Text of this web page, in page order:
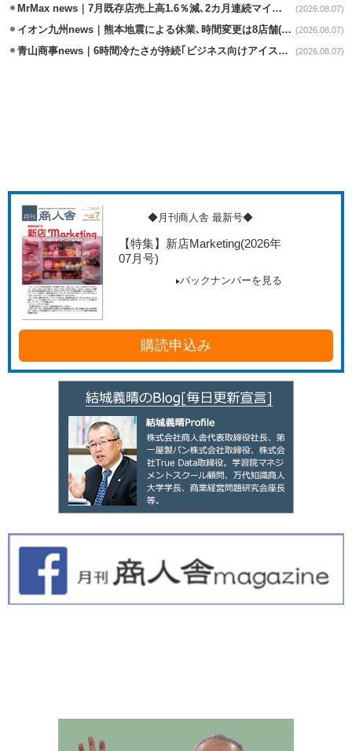
MrMax news｜7月既存店売上高1.6％減､2カ月連続マイナス (2026.08.07)
イオン九州news｜熊本地震による休業､時間変更は8店舗(8/7時点) (2026.08.07)
青山商事news｜6時間冷たさが持続｢ビジネス向けアイスベスト｣発売 (2026.08.07)
◆月刊商人舎 最新号◆
【特集】新店Marketing(2026年
07月号)
バックナンバーを見る
購読申込み